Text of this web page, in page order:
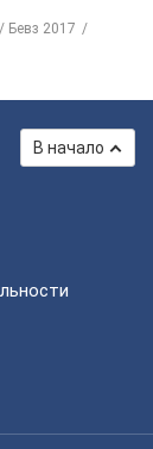
Бевз 2017
В начало